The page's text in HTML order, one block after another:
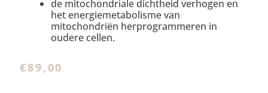
de mitochondriale dichtheid verhogen en
het energiemetabolisme van
mitochondriën herprogrammeren in
oudere cellen.
€89,00